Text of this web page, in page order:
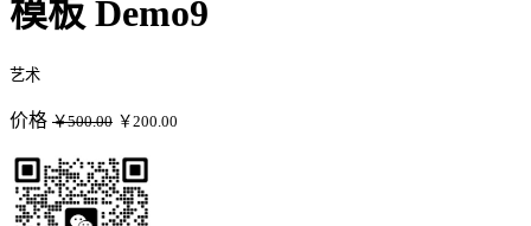
模板 Demo9
艺术
价格 ￥500.00 ￥200.00